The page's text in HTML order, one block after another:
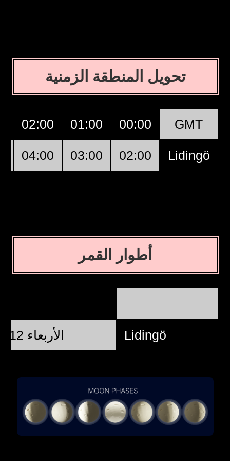
تحويل المنطقة الزمنية
GMT
00:00
01:00
02:00
Lidingö
02:00
03:00
04:00
أطوار القمر
Lidingö الأربعاء 12 أغسطس @ 12:37:37